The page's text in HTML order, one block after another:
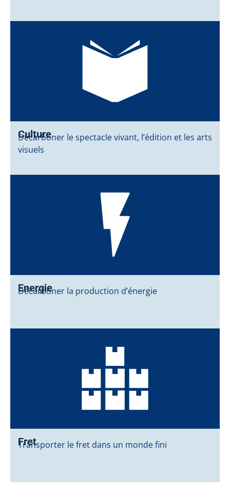
Culture
Décarboner le spectacle vivant, l’édition et les arts
visuels
Energie
Décarboner la production d’énergie
Fret
Transporter le fret dans un monde fini